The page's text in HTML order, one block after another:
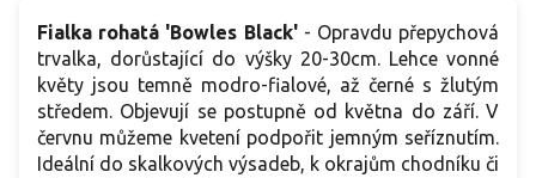
Fialka rohatá 'Bowles Black'- Opravdu přepychová
trvalka, dorůstající do výšky 20-30cm. Lehce vonné
květy jsou temně modro-fialové, až černé s žlutým
středem. Objevují se postupně od května do září. V
červnu můžeme kvetení podpořit jemným seříznutím.
Ideální do skalkových výsadeb, k okrajům chodníku či